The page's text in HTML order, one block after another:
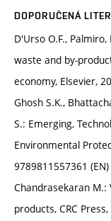
DOPORUČENÁ
D'Urso O.F.,
waste and by-
economy, Elsevier,
Ghosh S.K.,
S.: Emerging,
Environmental
9789811557361 (EN)
Chandrasekaran M.:
products, CRC